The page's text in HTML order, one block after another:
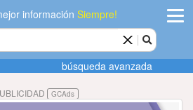
informaciónSiempre!
Agregar
empresa
búsqueda avanzada
GCAds